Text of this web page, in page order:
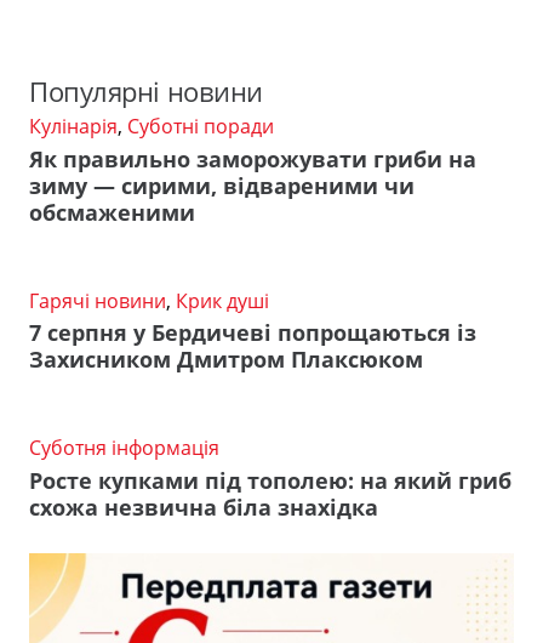
Популярні новини
Кулінарія, Суботні поради
Як правильно заморожувати гриби на
зиму — сирими, відвареними чи
обсмаженими
Гарячі новини, Крик душі
7 серпня у Бердичеві попрощаються із
Захисником Дмитром Плаксюком
Суботня інформація
Росте купками під тополею: на який гриб
схожа незвична біла знахідка